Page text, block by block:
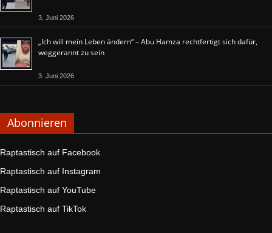
3. Juni 2026
„Ich will mein Leben ändern“ – Abu Hamza rechtfertigt sich dafür,
weggerannt zu sein
3. Juni 2026
Abonnieren
Raptastisch auf Facebook
Raptastisch auf Instagram
Raptastisch auf YouTube
Raptastisch auf TikTok